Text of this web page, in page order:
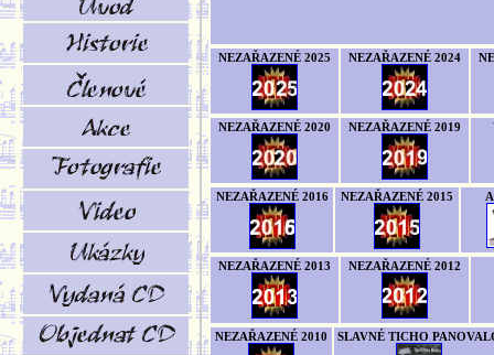
NEZAŘAZENÉ 2025 NEZAŘAZENÉ 2024
NEZAŘAZENÉ 2020 NEZAŘAZENÉ 2019
NEZAŘAZENÉ 2016 NEZAŘAZENÉ 2015
NEZAŘAZENÉ 2013 NEZAŘAZENÉ 2012
NEZAŘAZENÉ 2010 SLAVNÉ TICHO